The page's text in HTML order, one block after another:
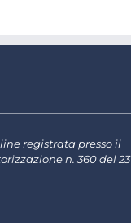
registrata presso il
n. 360 del 23